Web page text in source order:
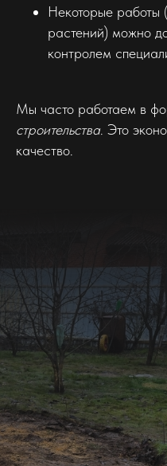
Некоторые работы
растений) можно
контролем
Мы часто работаем в
строительства. Это
качество.